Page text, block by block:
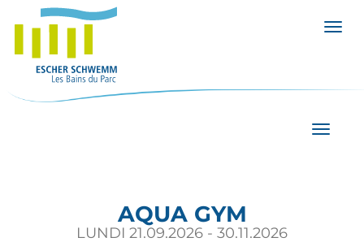
AQUA GYM
LUNDI 21.09.2026 - 30.11.2026